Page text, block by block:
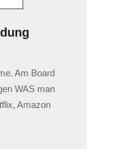
Am Board
WAS man
Amazon